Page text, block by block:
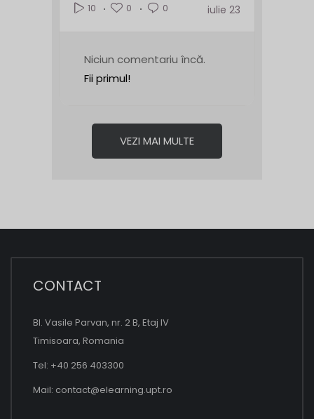
10
0 0 iulie 23
Niciun comentariu încă.
Fii primul!
VEZI MAI MULTE
CONTACT
Bl. Vasile Parvan, nr. 2 B, Etaj IV
Timisoara, Romania
Tel: +40 256 403300
Mail: contact@elearning.upt.ro